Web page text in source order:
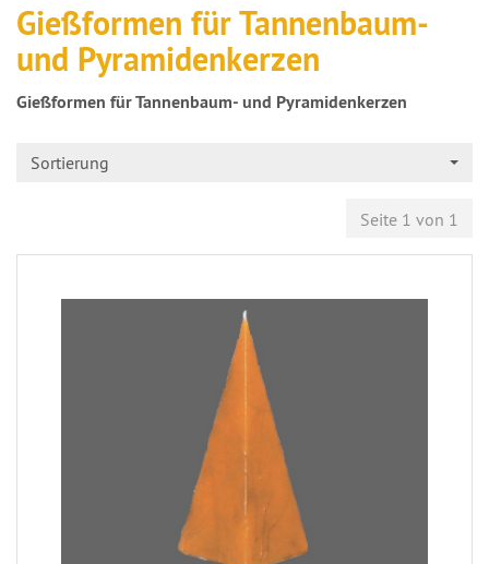
Gießformen für Tannenbaum-
und Pyramidenkerzen
Gießformen für Tannenbaum- und Pyramidenkerzen
Sortierung
Seite 1 von 1